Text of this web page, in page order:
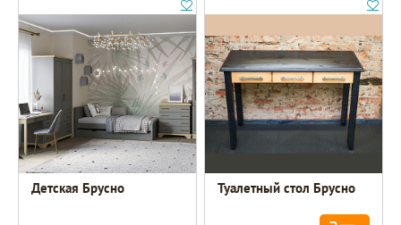
Детская Брусно Туалетный стол Брусно